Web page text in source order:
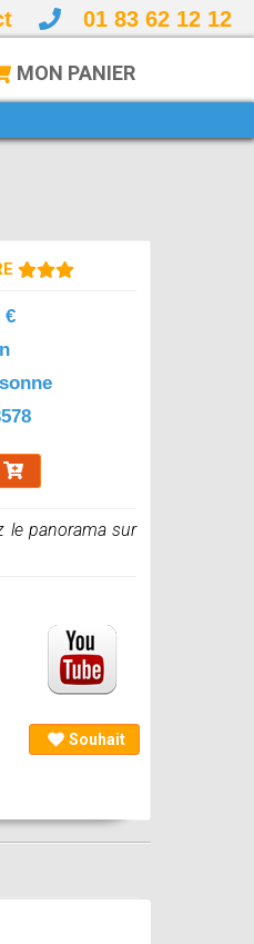
01 83 62 12 12
MON PANIER
€
le panorama sur
Souhait